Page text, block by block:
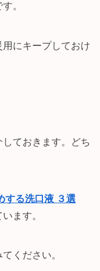
。
にキープしておけ
ておきます。どち
する洗口液 ３選
ます。
ください。